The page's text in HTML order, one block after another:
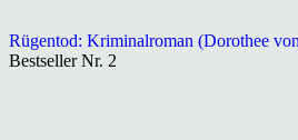
Rügentod: Kriminalroman (Dorothee
Bestseller Nr. 2